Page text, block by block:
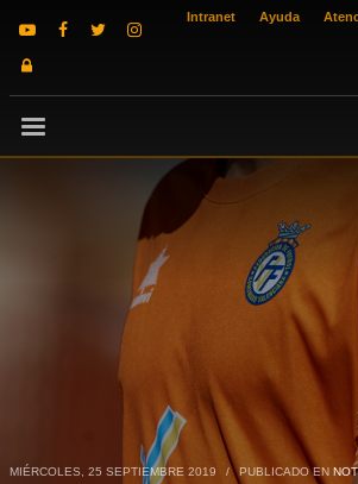
Intranet Ayuda
MIÉRCOLES, 25 SEPTIEMBRE 2019 / PUBLICADO EN